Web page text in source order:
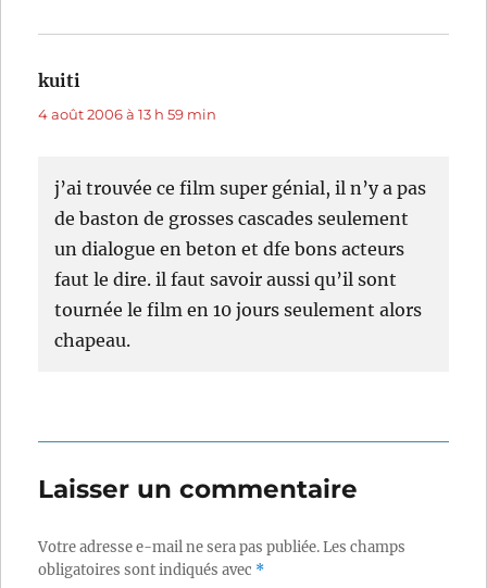
kuiti
4 août 2006 à 13 h 59 min
j’ai trouvée ce film super génial, il n’y a pas
de baston de grosses cascades seulement
un dialogue en beton et dfe bons acteurs
faut le dire. il faut savoir aussi qu’il sont
tournée le film en 10 jours seulement alors
chapeau.
Laisser un commentaire
Votre adresse e-mail ne sera pas publiée.Les champs
obligatoires sont indiqués avec *